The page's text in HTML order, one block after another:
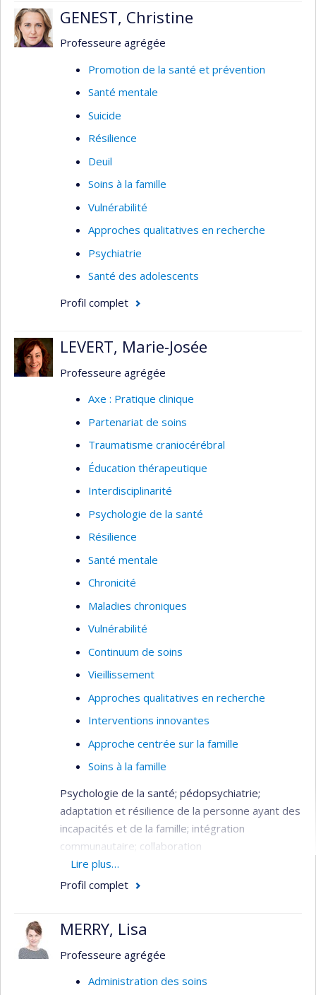
Québec en 2022. Son expertise en évalution de la
qualité grâce à la mesure d'indicateurs est mise à
s'intéresse également aux conditions de pratique
des IPS en partenariat avec différents acteurs du
système de santé.
Cliniques IPS
Soins de première ligne
Modèles organisationnels en première ligne
Role des infirmières en première ligne
Infirmières praticiennes spécialisées
Qualité des soins
Indicateurs de qualité
GENEST, Christine
Professeure agrégée
Promotion de la santé et prévention
Santé mentale
Suicide
Résilience
Deuil
Soins à la famille
Vulnérabilité
Approches qualitatives en recherche
Psychiatrie
Santé des adolescents
Profil complet
LEVERT, Marie-Josée
Professeure agrégée
Axe : Pratique clinique
Partenariat de soins
Traumatisme craniocérébral
Éducation thérapeutique
Interdisciplinarité
Psychologie de la santé
Résilience
Santé mentale
Chronicité
Maladies chroniques
Vulnérabilité
Continuum de soins
Vieillissement
Approches qualitatives en recherche
Interventions innovantes
Approche centrée sur la famille
Soins à la famille
Psychologie de la santé; pédopsychiatrie;
adaptation et résilience de la personne ayant des
incapacités et de la famille; intégration
communautaire; collaboration
interprofessionnelle.
Lire plus…
Profil complet
MERRY, Lisa
Professeure agrégée
Administration des soins